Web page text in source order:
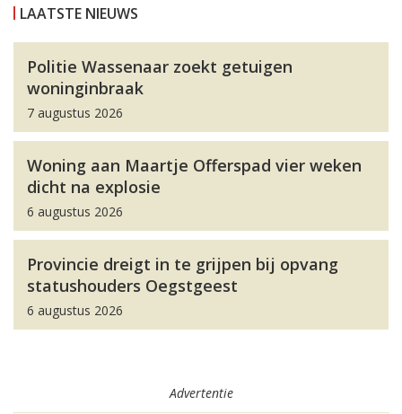
LAATSTE NIEUWS
Politie Wassenaar zoekt getuigen
woninginbraak
7 augustus 2026
Woning aan Maartje Offerspad vier weken
dicht na explosie
6 augustus 2026
Provincie dreigt in te grijpen bij opvang
statushouders Oegstgeest
6 augustus 2026
Advertentie